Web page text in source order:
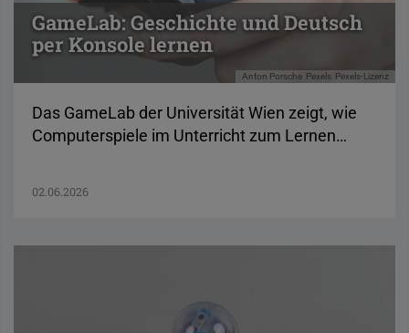
Anton Porsche Pexels Pexels-Lizenz
GameLab: Geschichte und Deutsch
per Konsole lernen
Das GameLab der Universität Wien zeigt, wie
Computerspiele im Unterricht zum Lernen…
02.06.2026